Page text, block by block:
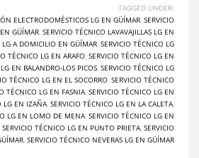
TAGGED UNDER:
ELECTRODOMÉSTICOS LG EN GÜÍMAR, SERVICIO
GÜÍMAR, SERVICIO TÉCNICO LAVAVAJILLAS LG EN
LG A DOMICILIO EN GÜÍMAR, SERVICIO TÉCNICO LG
TÉCNICO LG EN ARAFO, SERVICIO TÉCNICO LG EN
EN BALANDRO-LOS PICOS, SERVICIO TÉCNICO LG
TÉCNICO LG EN EL SOCORRO, SERVICIO TÉCNICO
TÉCNICO LG EN FASNIA, SERVICIO TÉCNICO LG EN
LG EN IZAÑA, SERVICIO TÉCNICO LG EN LA CALETA,
LG EN LOMO DE MENA, SERVICIO TÉCNICO LG EN
SERVICIO TÉCNICO LG EN PUNTO PRIETA, SERVICIO
, SERVICIO TÉCNICO NEVERAS LG EN GÜÍMAR